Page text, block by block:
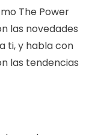
The Power
las novedades
ti, y habla con
las tendencias